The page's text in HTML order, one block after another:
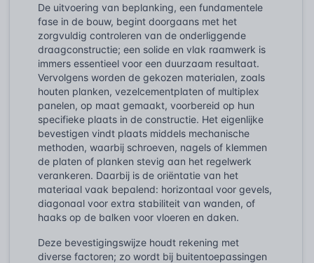
De uitvoering van beplanking, een fundamentele
fase in de bouw, begint doorgaans met het
zorgvuldig controleren van de onderliggende
draagconstructie; een solide en vlak raamwerk is
immers essentieel voor een duurzaam resultaat.
Vervolgens worden de gekozen materialen, zoals
houten planken, vezelcementplaten of multiplex
panelen, op maat gemaakt, voorbereid op hun
specifieke plaats in de constructie. Het eigenlijke
bevestigen vindt plaats middels mechanische
methoden, waarbij schroeven, nagels of klemmen
de platen of planken stevig aan het regelwerk
verankeren. Daarbij is de oriëntatie van het
materiaal vaak bepalend: horizontaal voor gevels,
diagonaal voor extra stabiliteit van wanden, of
haaks op de balken voor vloeren en daken.
Deze bevestigingswijze houdt rekening met
diverse factoren; zo wordt bij buitentoepassingen